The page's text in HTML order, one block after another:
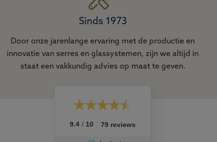
Sinds 1973
Door onze jarenlange ervaring met de productie en
innovatie van serres en glassystemen, zijn we altijd in
staat een vakkundig advies op maat te geven.
9.4 / 10 79 reviews